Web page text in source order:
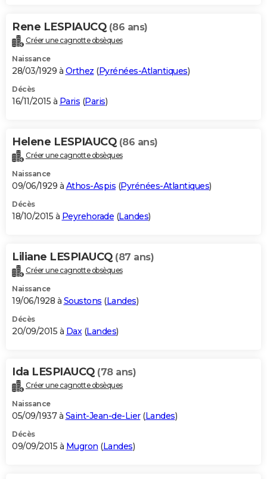
Rene LESPIAUCQ (86 ans)
Créer une cagnotte obsèques
Naissance
28/03/1929 à Orthez (Pyrénées-Atlantiques)
Décès
16/11/2015 à Paris (Paris)
Helene LESPIAUCQ (86 ans)
Créer une cagnotte obsèques
Naissance
09/06/1929 à Athos-Aspis (Pyrénées-Atlantiques)
Décès
18/10/2015 à Peyrehorade (Landes)
Liliane LESPIAUCQ (87 ans)
Créer une cagnotte obsèques
Naissance
19/06/1928 à Soustons (Landes)
Décès
20/09/2015 à Dax(Landes)
Ida LESPIAUCQ (78 ans)
Créer une cagnotte obsèques
Naissance
05/09/1937 à Saint-Jean-de-Lier(Landes)
Décès
09/09/2015 à Mugron (Landes)